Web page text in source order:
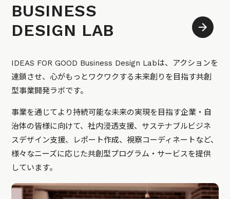
BUSINESS
DESIGN LAB
IDEAS FOR GOOD Business Design Labは、アクションを
連鎖させ、心がもっとワクワクする未来創りを目指す共創
型事業開発ラボです。
事業を通じてより持続可能な未来の実現を目指す企業・自
治体の皆様に向けて、社内浸透支援、サステナブルビジネ
スデザイン支援、レポート作成、視察コーディネートなど、
様々なニーズに応じた共創型プログラム・サービスを提供
しています。